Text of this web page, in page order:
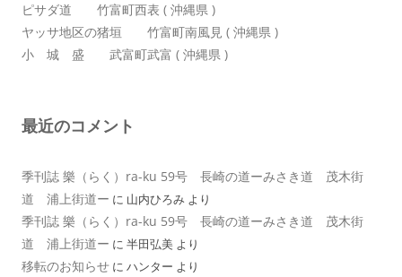
ピサダ道 竹富町西表 ( 沖縄県 )
ヤッサ地区の猪垣 竹富町南風見 ( 沖縄県 )
小 城 盛 武富町武富 ( 沖縄県 )
最近のコメント
季刊誌 樂（らく）ra-ku 59号 長崎の道ーみさき道 茂木街
道 浦上街道ー に 山内ひろみ より
季刊誌 樂（らく）ra-ku 59号 長崎の道ーみさき道 茂木街
道 浦上街道ー に 半田弘美 より
移転のお知らせ に ハンター より